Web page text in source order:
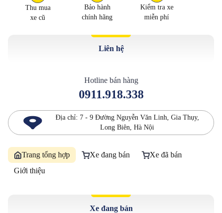
Thu mua
xe cũ
Bảo hành
chính hãng
Kiểm tra xe
miễn phí
Liên hệ
Hotline bán hàng
0911.918.338
Địa chỉ: 7 - 9 Đường Nguyễn Văn Linh, Gia Thụy,
Long Biên, Hà Nội
Trang tổng hợp Xe đang bán
Xe đã bán
Giới thiệu
Xe đang bán